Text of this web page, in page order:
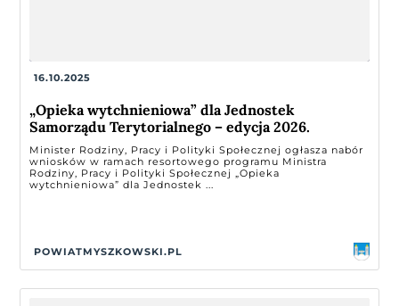
16.10.2025
„Opieka wytchnieniowa” dla Jednostek
Samorządu Terytorialnego – edycja 2026.
Minister Rodziny, Pracy i Polityki Społecznej ogłasza nabór
wniosków w ramach resortowego programu Ministra
Rodziny, Pracy i Polityki Społecznej „Opieka
wytchnieniowa” dla Jednostek ...
POWIATMYSZKOWSKI.PL